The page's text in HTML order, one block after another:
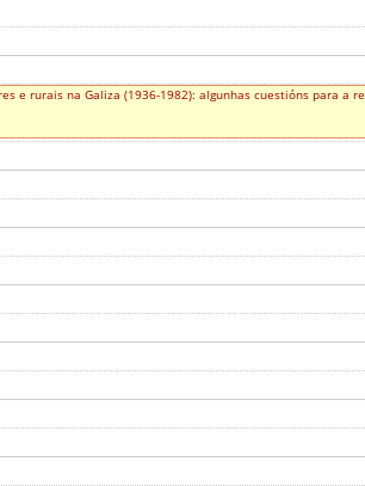
e rurais na Galiza (1936-1982): algunhas cuestións para a